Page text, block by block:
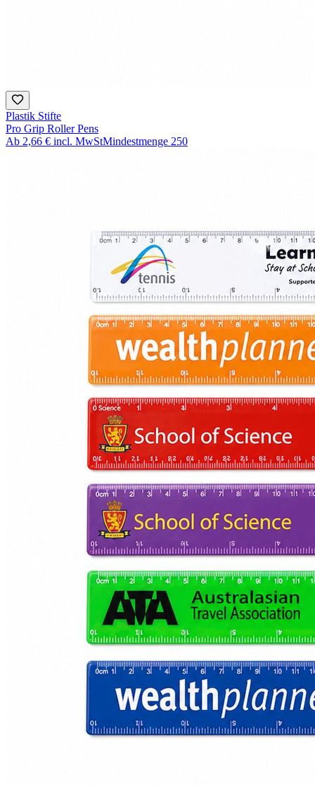
Plastik Stifte
Pro Grip Roller Pens
Ab 2,66 € incl. MwStMindestmenge 250